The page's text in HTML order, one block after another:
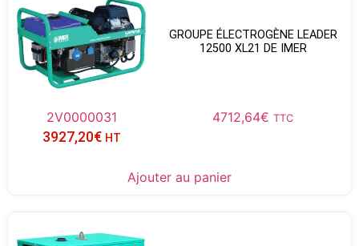
GROUPE ÉLECTROGÈNE LEADER
12500 XL21 DE IMER
2V0000031 4712,64€ TTC
3927,20€ HT
Ajouter au panier